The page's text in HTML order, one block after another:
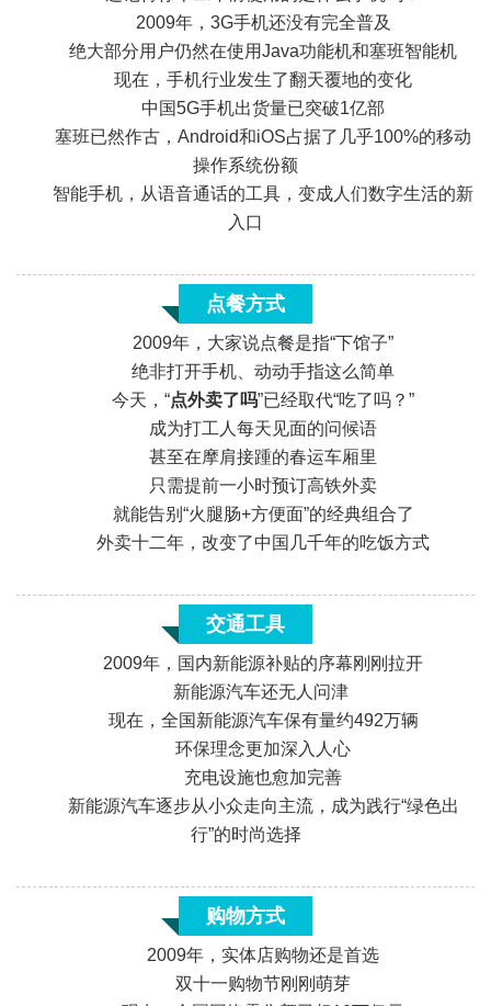
2009年，3G手机还没有完全普及
绝大部分用户仍然在使用Java功能机和塞班智能机
现在，手机行业发生了翻天覆地的变化
中国5G手机出货量已突破1亿部
塞班已然作古，Android和iOS占据了几乎100%的移动
操作系统份额
智能手机，从语音通话的工具，变成人们数字生活的新
入口
«
点餐方式
2009年，大家说点餐是指“下馆子”
绝非打开手机、动动手指这么简单
今天，“点外卖了吗”已经取代“吃了吗？”
成为打工人每天见面的问候语
甚至在摩肩接踵的春运车厢里
只需提前一小时预订高铁外卖
就能告别“火腿肠+方便面”的经典组合了
外卖十二年，改变了中国几千年的吃饭方式
交通工具
2009年，国内新能源补贴的序幕刚刚拉开
新能源汽车还无人问津
现在，全国新能源汽车保有量约492万辆
环保理念更加深入人心
充电设施也愈加完善
新能源汽车逐步从小众走向主流，成为践行“绿色出
行”的时尚选择
购物方式
2009年，实体店购物还是首选
双十一购物节刚刚萌芽